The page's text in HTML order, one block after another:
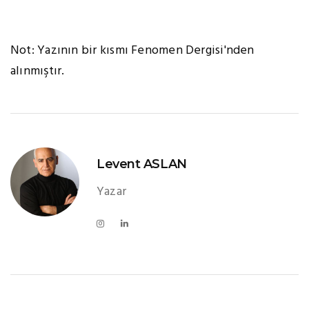
Not: Yazının bir kısmı Fenomen Dergisi'nden
alınmıştır.
Levent ASLAN
Yazar